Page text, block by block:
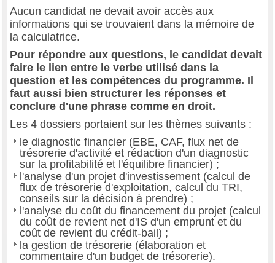
Aucun candidat ne devait avoir accès aux
informations qui se trouvaient dans la mémoire de
la calculatrice.
Pour répondre aux questions, le candidat devait
faire le lien entre le verbe utilisé dans la
question et les compétences du programme. Il
faut aussi bien structurer les réponses et
conclure d'une phrase comme en droit.
Les 4 dossiers portaient sur les thèmes suivants :
le diagnostic financier (EBE, CAF, flux net de
trésorerie d'activité et rédaction d'un diagnostic
sur la profitabilité et l'équilibre financier) ;
l'analyse d'un projet d'investissement (calcul de
flux de trésorerie d'exploitation, calcul du TRI,
conseils sur la décision à prendre) ;
l'analyse du coût du financement du projet (calcul
du coût de revient net d'IS d'un emprunt et du
coût de revient du crédit-bail) ;
la gestion de trésorerie (élaboration et
commentaire d'un budget de trésorerie).